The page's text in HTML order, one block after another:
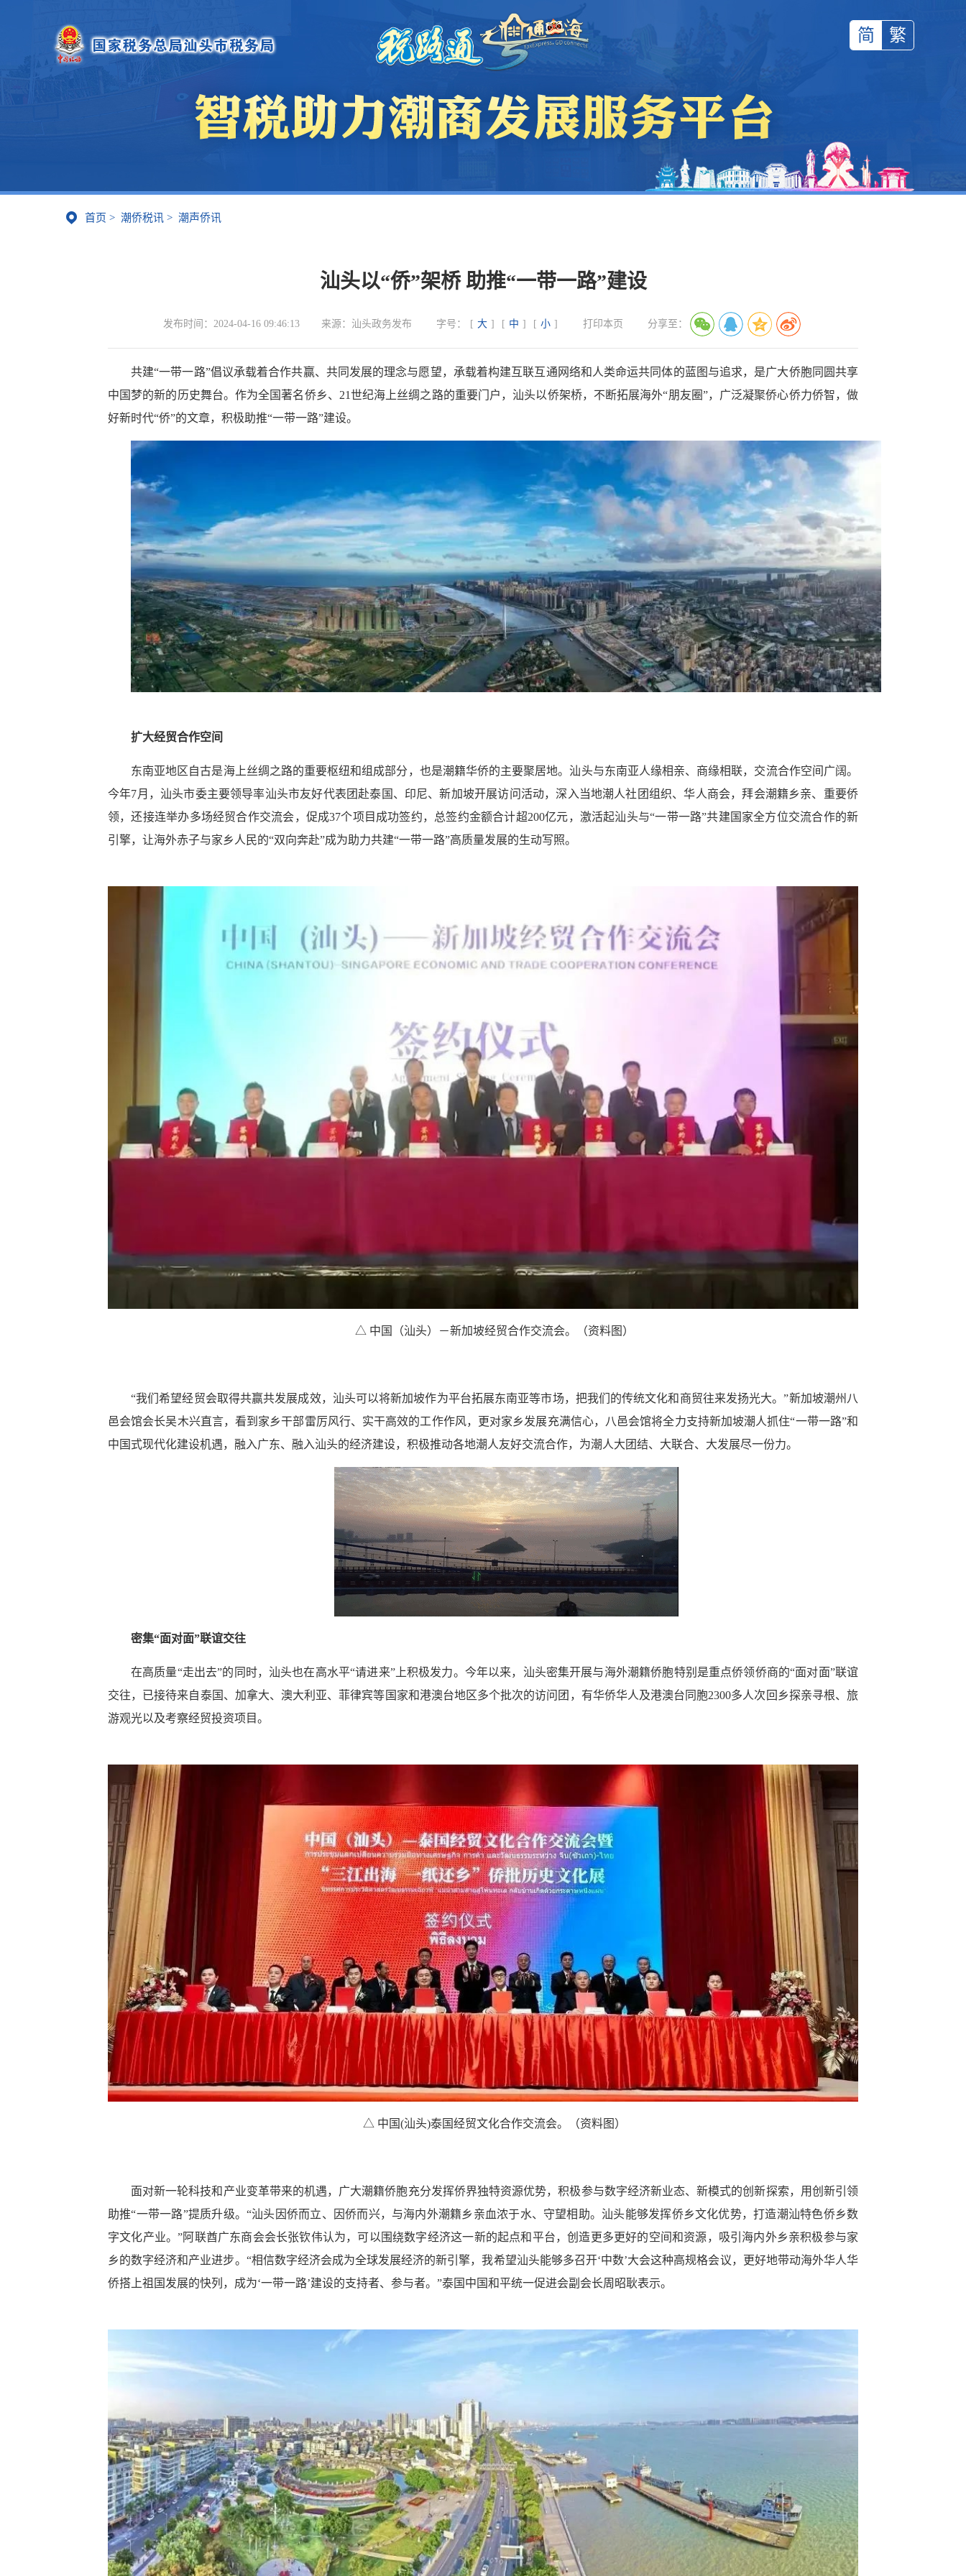
简 繁
首页 > 潮侨税讯 > 潮声侨讯
汕头以“侨”架桥 助推“一带一路”建设
发布时间： 2024-04-16 09:46:13 来源： 汕头政务发布 字号： [ 大 ] [ 中 ] [ 小 ] 打印本页 分享至：
共建“一带一路”倡议承载着合作共赢、共同发展的理念与愿望，承载着构建互联互通网络和人类命运共同体的蓝图与追求，是广大侨胞同圆共享
中国梦的新的历史舞台。作为全国著名侨乡、21世纪海上丝绸之路的重要门户，汕头以侨架桥，不断拓展海外“朋友圈”，广泛凝聚侨心侨力侨智，做
好新时代“侨”的文章，积极助推“一带一路”建设。
扩大经贸合作空间
东南亚地区自古是海上丝绸之路的重要枢纽和组成部分，也是潮籍华侨的主要聚居地。汕头与东南亚人缘相亲、商缘相联，交流合作空间广阔。
今年7月，汕头市委主要领导率汕头市友好代表团赴泰国、印尼、新加坡开展访问活动，深入当地潮人社团组织、华人商会，拜会潮籍乡亲、重要侨
领，还接连举办多场经贸合作交流会，促成37个项目成功签约，总签约金额合计超200亿元，激活起汕头与“一带一路”共建国家全方位交流合作的新
引擎，让海外赤子与家乡人民的“双向奔赴”成为助力共建“一带一路”高质量发展的生动写照。
△ 中国（汕头）－新加坡经贸合作交流会。（资料图）
“我们希望经贸会取得共赢共发展成效，汕头可以将新加坡作为平台拓展东南亚等市场，把我们的传统文化和商贸往来发扬光大。”新加坡潮州八
邑会馆会长吴木兴直言，看到家乡干部雷厉风行、实干高效的工作作风，更对家乡发展充满信心，八邑会馆将全力支持新加坡潮人抓住“一带一路”和
中国式现代化建设机遇，融入广东、融入汕头的经济建设，积极推动各地潮人友好交流合作，为潮人大团结、大联合、大发展尽一份力。
密集“面对面”联谊交往
在高质量“走出去”的同时，汕头也在高水平“请进来”上积极发力。今年以来，汕头密集开展与海外潮籍侨胞特别是重点侨领侨商的“面对面”联谊
交往，已接待来自泰国、加拿大、澳大利亚、菲律宾等国家和港澳台地区多个批次的访问团，有华侨华人及港澳台同胞2300多人次回乡探亲寻根、旅
游观光以及考察经贸投资项目。
△ 中国(汕头)泰国经贸文化合作交流会。（资料图）
面对新一轮科技和产业变革带来的机遇，广大潮籍侨胞充分发挥侨界独特资源优势，积极参与数字经济新业态、新模式的创新探索，用创新引领
助推“一带一路”提质升级。“汕头因侨而立、因侨而兴，与海内外潮籍乡亲血浓于水、守望相助。汕头能够发挥侨乡文化优势，打造潮汕特色侨乡数
字文化产业。”阿联酋广东商会会长张钦伟认为，可以围绕数字经济这一新的起点和平台，创造更多更好的空间和资源，吸引海内外乡亲积极参与家
乡的数字经济和产业进步。“相信数字经济会成为全球发展经济的新引擎，我希望汕头能够多召开‘中数’大会这种高规格会议，更好地带动海外华人华
侨搭上祖国发展的快列，成为‘一带一路’建设的支持者、参与者。”泰国中国和平统一促进会副会长周昭耿表示。